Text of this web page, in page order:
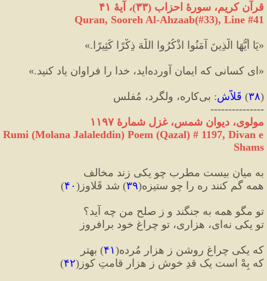
قرآن کریم، سور ۀ احزاب (۳۳)، آیۀ ۴۱
Quran, Sooreh Al-Ahzaab(#33), Line #41
«يَا أَيُّهَا الَّذِينَ آمَنُوا اذْكُرُوا اللَّهَ ذِكْرًا كَثِيرًا.»
«اى كسانى كه ايمان آورده‌ايد، خدا را فراوان ياد كنيد. »
(۳۸) قَلاّش: بی‌کاره، ولگرد، مُفلس
---------------
مولوی، دیوان شمس، غزل شمارهٔ ۱۱۹۷
Rumi (Molana Jalaleddin) Poem (Qazal) # 1197, Divan e
Shams
به میانِ بیست مطرب چو یکی زند مخالف
همه گم کنند ره را چو ستیزه(۳۹) شد قَلاوز ( ۴۰)
تو مگو همه به جنگند و ز صلحِ من چه آید؟
تو یکی نه‌ای، هزاری، تو چراغِ خود برافروز
که یکی چراغِ روشن ز هزار مُرده(۴۱) بهتر
که بِهْ است یک قدِ خوش ز هزار قامتِ کوز (۴۲)